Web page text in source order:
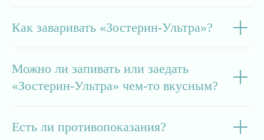
Как заваривать «Зостерин-Ультра»?
Можно ли запивать или заедать
«Зостерин-Ультра» чем-то вкусным?
Есть ли противопоказания?